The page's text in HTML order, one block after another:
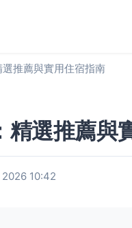
推薦與實用住宿指南
精選推薦與
2026 10:42